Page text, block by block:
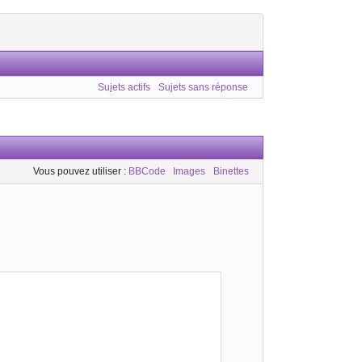
Sujets actifs Sujets sans réponse
Vous pouvez utiliser : BBCode Images Binettes